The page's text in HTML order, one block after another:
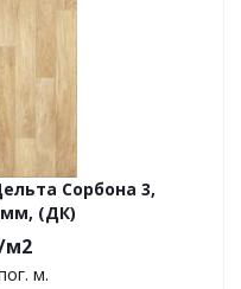
Сорбона 3,
(ДК)
м.